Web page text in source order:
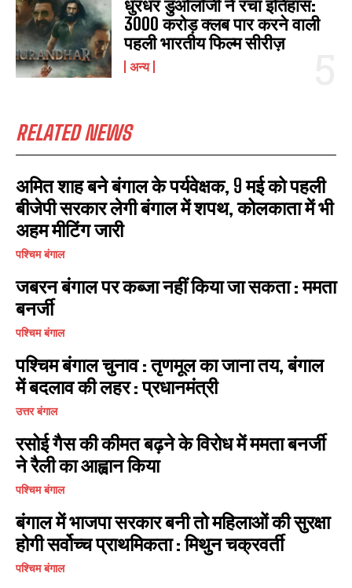
I WANT IN
धुरंधर डुओलॉजी ने रचा इतिहास:
3000 करोड़ क्लब पार करने वाली
पहली भारतीय फिल्म सीरीज़
अन्य
RELATED NEWS
अमित शाह बने बंगाल के पर्यवेक्षक, 9 मई को पहली
बीजेपी सरकार लेगी बंगाल में शपथ, कोलकाता में भी
अहम मीटिंग जारी
पश्चिम बंगाल
जबरन बंगाल पर कब्जा नहीं किया जा सकता : ममता
बनर्जी
पश्चिम बंगाल
पश्चिम बंगाल चुनाव : तृणमूल का जाना तय, बंगाल
में बदलाव की लहर : प्रधानमंत्री
उत्तर बंगाल
रसोई गैस की कीमत बढ़ने के विरोध में ममता बनर्जी
ने रैली का आह्वान किया
पश्चिम बंगाल
बंगाल में भाजपा सरकार बनी तो महिलाओं की सुरक्षा
होगी सर्वोच्च प्राथमिकता : मिथुन चक्रवर्ती
पश्चिम बंगाल